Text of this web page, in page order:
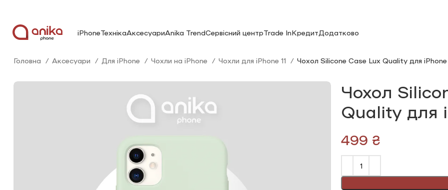
iPhoneТехнікаАксесуариAnika TrendСервісний центрTrade InКредитДодатково
Головна Аксесуари Для iPhone Чохли на iPhone Чохли для iPhone 11 Чохол Silicone Сase Lux Quality для iPhone
Чохол
Quality для
₴